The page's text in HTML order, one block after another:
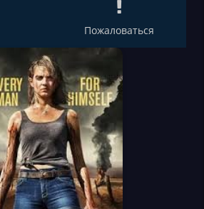
Пожаловаться